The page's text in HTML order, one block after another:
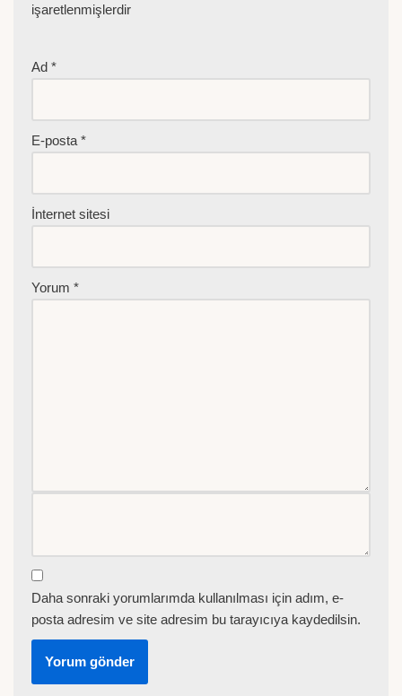
işaretlenmişlerdir
Ad *
E-posta *
İnternet sitesi
Yorum *
Daha sonraki yorumlarımda kullanılması için adım, e-
posta adresim ve site adresim bu tarayıcıya kaydedilsin.